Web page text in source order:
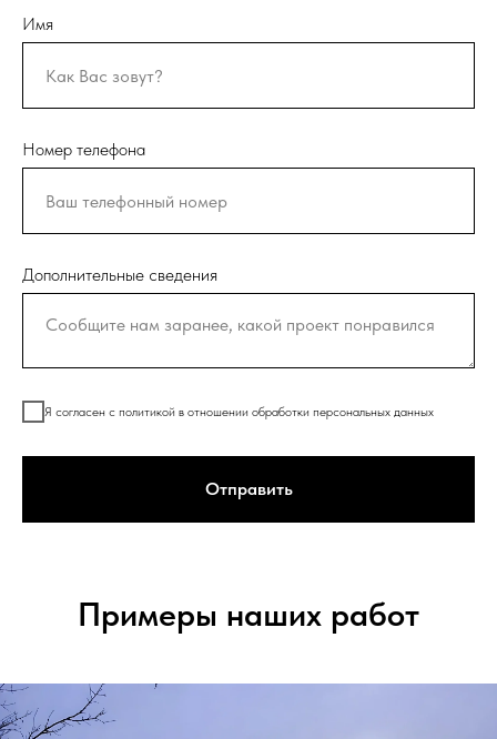
Имя
Номер телефона
Дополнительные сведения
Я согласен с политикой в отношении обработки персональных данных
Отправить
Примеры наших работ